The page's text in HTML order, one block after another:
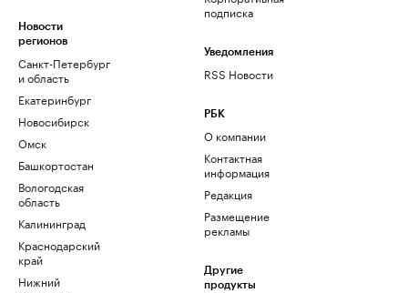
Новости
регионов
Санкт-Петербург
и область
Екатеринбург
Новосибирск
Омск
Башкортостан
Вологодская
область
Калининград
Краснодарский
край
Нижний
подписка
Уведомления
RSS Новости
РБК
О компании
Контактная
информация
Редакция
Размещение
рекламы
Другие
продукты